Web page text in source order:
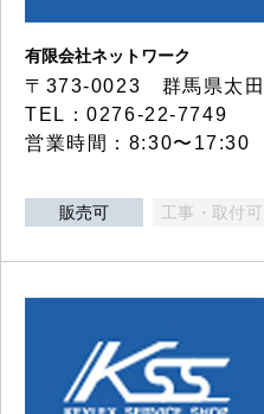
有限会社ネットワーク
〒373-0023 群馬県太
TEL：0276-22-7749
営業時間：8:30〜17:30
販売可 工事・取付可